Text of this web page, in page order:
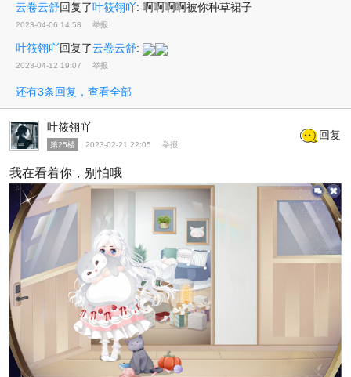
云卷云舒回复了叶筱翎吖: 啊啊啊啊被你种草裙子
2023-04-06 14:58 举报
叶筱翎吖回复了云卷云舒:
2023-04-12 19:07 举报
还有3条回复，查看全部
叶筱翎吖
第25楼 2023-02-21 22:05 举报
回复
我在看着你，别怕哦